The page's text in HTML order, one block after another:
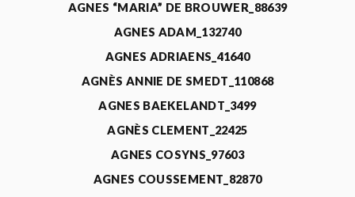
AGNES “MARIA” DE BROUWER_88639
AGNES ADAM_132740
AGNES ADRIAENS_41640
AGNÈS ANNIE DE SMEDT_110868
AGNES BAEKELANDT_3499
AGNÈS CLEMENT_22425
AGNES COSYNS_97603
AGNES COUSSEMENT_82870